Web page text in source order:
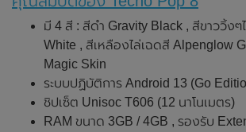
มี 4 สี : สีดำ Gravity Black , สีขาววิ้งๆ
White , สีเหลืองไล่เฉดสี Alpenglow
Magic Skin
ระบบปฏิบัติการ Android 13 (Go
ชิปเซ็ต Unisoc T606 (12 นาโนเมตร)
RAM ขนาด 3GB / 4GB , รองรับ